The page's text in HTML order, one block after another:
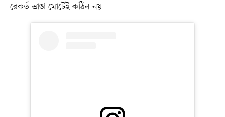
রেকর্ড ভাঙা মোটেই কঠিন নয়।